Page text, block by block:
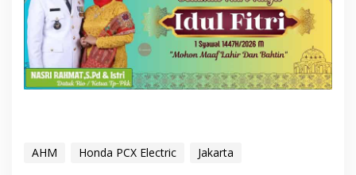
AHM Honda PCX Electric Jakarta